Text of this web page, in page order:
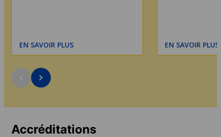
EN SAVOIR PLUS EN SAVOIR PLUS
Accréditations